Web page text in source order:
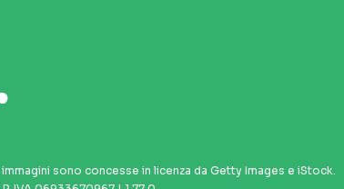
sono concesse in licenza da Getty Images e iStock.